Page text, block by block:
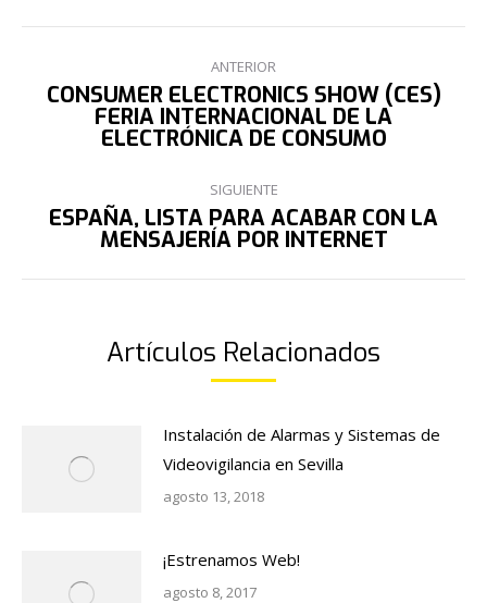
NAVEGACIÓN
ENTRE
PUBLICACIONES
ANTERIOR
Publicación
anterior:
CONSUMER ELECTRONICS SHOW (CES)
FERIA INTERNACIONAL DE LA
ELECTRÓNICA DE CONSUMO
SIGUIENTE
Publicación
ESPAÑA, LISTA PARA ACABAR CON LA
MENSAJERÍA POR INTERNET
Artículos Relacionados
Instalación de Alarmas y Sistemas de
Videovigilancia en Sevilla
agosto 13, 2018
¡Estrenamos Web!
agosto 8, 2017